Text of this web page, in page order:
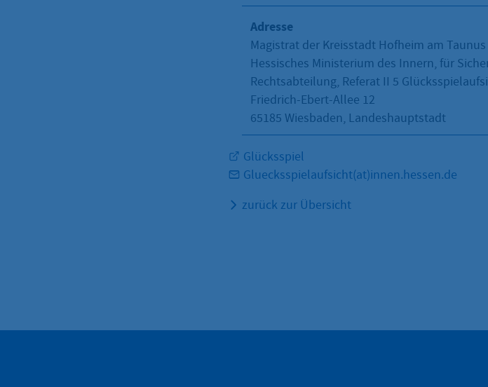
Adresse
Magistrat der Kreisstadt Hofheim am Taunus
Hessisches Ministerium des Innern, für
Rechtsabteilung, Referat II 5
Friedrich-Ebert-Allee 12
65185 Wiesbaden, Landeshauptstadt
Glücksspiel
Gluecksspielaufsicht(at)innen.hessen.de
zurück zur Übersicht